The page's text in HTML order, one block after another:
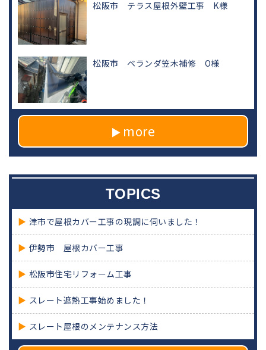
松阪市 テラス屋根外壁工事 K様
松阪市 ベランダ笠木補修 O様
more
TOPICS
津市で屋根カバー工事の現調に伺いました！
伊勢市 屋根カバー工事
松阪市住宅リフォーム工事
スレート遮熱工事始めました！
スレート屋根のメンテナンス方法